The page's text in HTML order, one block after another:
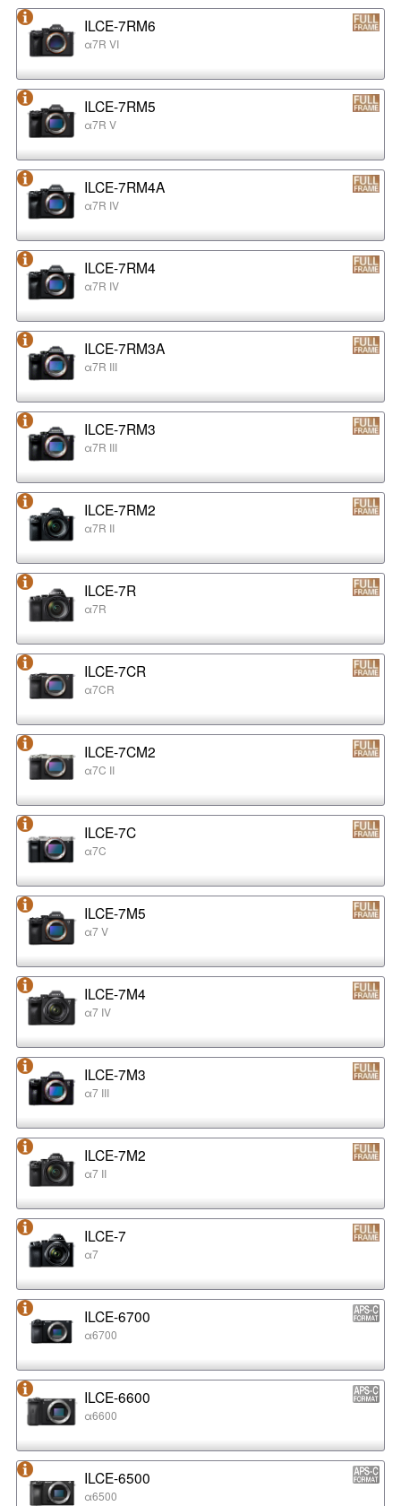
ILCE-7RM6
α7R VI
ILCE-7RM5
α7R V
ILCE-7RM4A
α7R IV
ILCE-7RM4
α7R IV
ILCE-7RM3A
α7R III
ILCE-7RM3
α7R III
ILCE-7RM2
α7R II
ILCE-7R
α7R
ILCE-7CR
α7CR
ILCE-7CM2
α7C II
ILCE-7C
α7C
ILCE-7M5
α7 V
ILCE-7M4
α7 IV
ILCE-7M3
α7 III
ILCE-7M2
α7 II
ILCE-7
α7
ILCE-6700
α6700
ILCE-6600
α6600
ILCE-6500
α6500